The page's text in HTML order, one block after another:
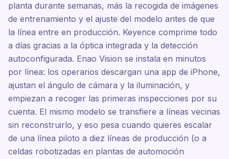
planta durante semanas, más la recogida de imágenes
de entrenamiento y el ajuste del modelo antes de que
la línea entre en producción. Keyence comprime todo
a días gracias a la óptica integrada y la detección
autoconfigurada. Enao Vision se instala en minutos
por línea: los operarios descargan una app de iPhone,
ajustan el ángulo de cámara y la iluminación, y
empiezan a recoger las primeras inspecciones por su
cuenta. El mismo modelo se transfiere a líneas vecinas
sin reconstruirlo, y eso pesa cuando quieres escalar
de una línea piloto a diez líneas de producción (o a
celdas robotizadas en plantas de automoción